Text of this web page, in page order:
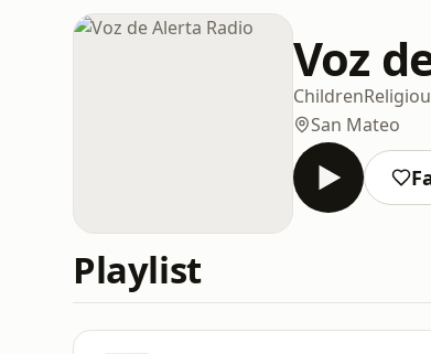
Voz
Children
San Mateo
Playlist